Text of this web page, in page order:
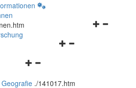
Navigationsmenü
Navigationsmenü
und ./141017.htm